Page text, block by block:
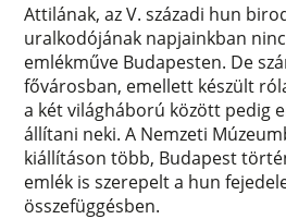
Attilának, az V. századi hun
uralkodójának napjainkban
emlékműve Budapesten. De
fővárosban, emellett készült
a két világháború között pedig
állítani neki. A Nemzeti
kiállításon több, Budapest
emlék is szerepelt a hun
összefüggésben.